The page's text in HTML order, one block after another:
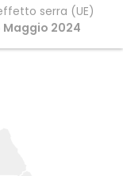
serra (UE)
Maggio 2024